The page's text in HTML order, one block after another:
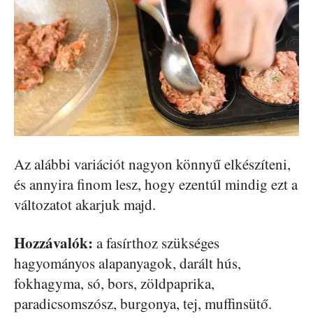
Az alábbi variációt nagyon könnyű elkészíteni,
és annyira finom lesz, hogy ezentúl mindig ezt a
változatot akarjuk majd.
Hozzávalók: a fasírthoz szükséges
hagyományos alapanyagok, darált hús,
fokhagyma, só, bors, zöldpaprika,
paradicsomszósz, burgonya, tej, muffinsütő.